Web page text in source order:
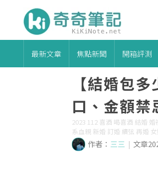
最新文章 焦點新聞 開箱評測
【結婚包
口、金額禁
2023 112 喜酒 喝喜酒 結婚
系血親 新婚 訂婚 續弦 再婚
作者： 三三 | 文章